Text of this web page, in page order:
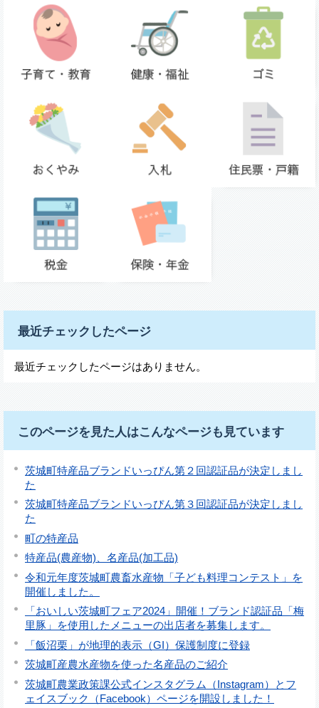
最近チェックしたページ
最近チェックしたページはありません。
このページを見た人はこんなページも見ています
茨城町特産品ブランドいっぴん第２回認証品が決定しまし
た
茨城町特産品ブランドいっぴん第３回認証品が決定しまし
た
町の特産品
特産品(農産物)、名産品(加工品)
令和元年度茨城町農畜水産物「子ども料理コンテスト」を
開催しました。
「おいしい茨城町フェア2024」開催！ブランド認証品「梅
里豚」を使用したメニューの出店者を募集します。
「飯沼栗」が地理的表示（GI）保護制度に登録
茨城町産農水産物を使った名産品のご紹介
茨城町農業政策課公式インスタグラム（Instagram）とフ
ェイスブック（Facebook）ページを開設しました！